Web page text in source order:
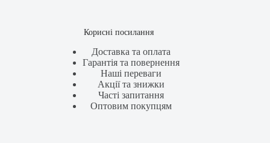
Корисні посилання
Доставка та оплата
Гарантія та повернення
Наші переваги
Акції та знижки
Часті запитання
Оптовим покупцям